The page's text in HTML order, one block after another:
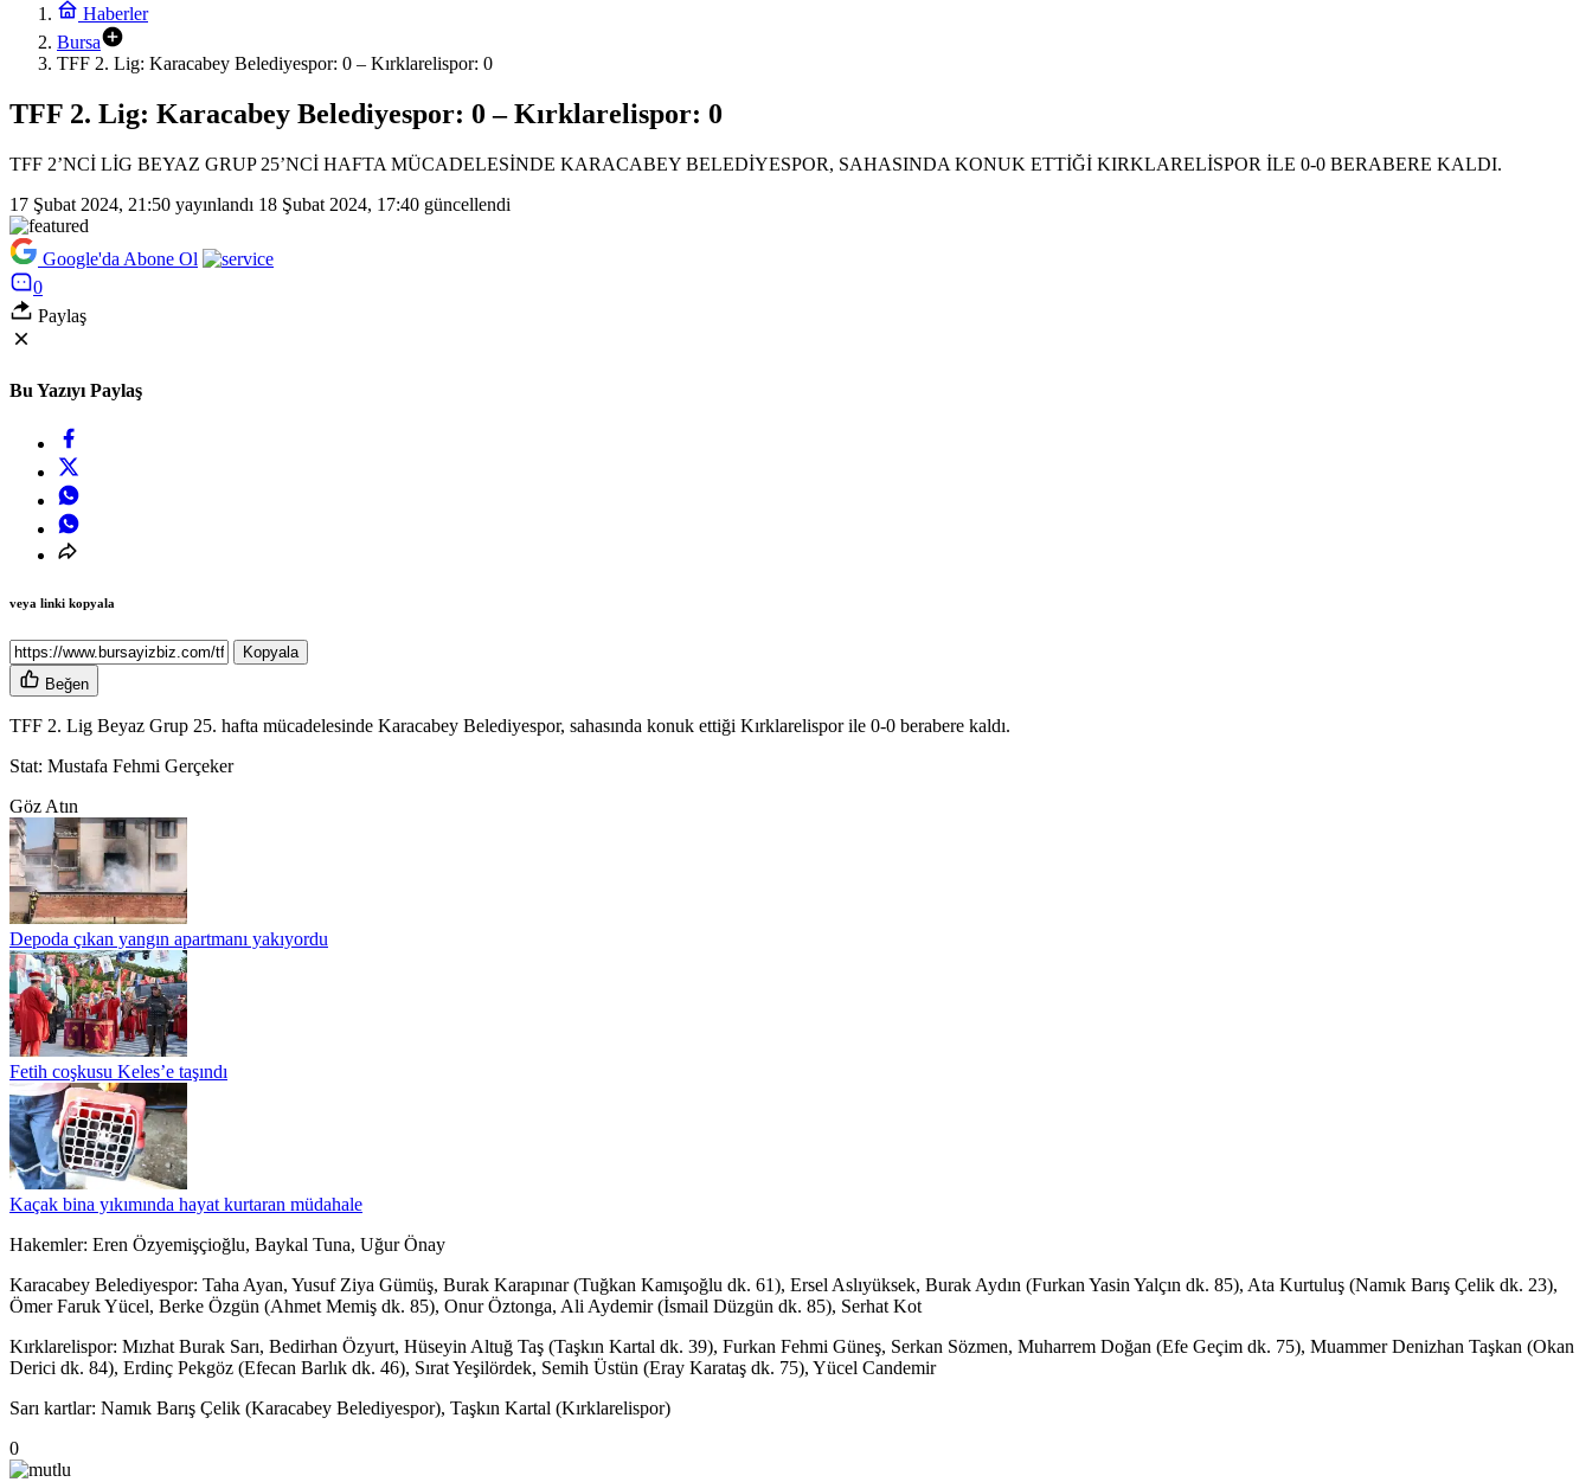
Haberler
Bursa
TFF 2. Lig: Karacabey Belediyespor: 0 – Kırklarelispor: 0
TFF 2. Lig: Karacabey Belediyespor: 0 – Kırklarelispor: 0
TFF 2’NCİ LİG BEYAZ GRUP 25’NCİ HAFTA MÜCADELESİNDE KARACABEY BELEDİYESPOR, SAHASINDA KONUK ETTİĞİ KIRKLARELİSPOR İLE 0-0 BERABERE KALDI.
17 Şubat 2024, 21:50 yayınlandı 18 Şubat 2024, 17:40 güncellendi
Google'da Abone Ol
0
Paylaş
Bu Yazıyı Paylaş
veya linki kopyala
Kopyala
Beğen
TFF 2. Lig Beyaz Grup 25. hafta mücadelesinde Karacabey Belediyespor, sahasında konuk ettiği Kırklarelispor ile 0-0 berabere kaldı.
Stat: Mustafa Fehmi Gerçeker
Göz Atın
Depoda çıkan yangın apartmanı yakıyordu
Fetih coşkusu Keles’e taşındı
Kaçak bina yıkımında hayat kurtaran müdahale
Hakemler: Eren Özyemişçioğlu, Baykal Tuna, Uğur Önay
Karacabey Belediyespor: Taha Ayan, Yusuf Ziya Gümüş, Burak Karapınar (Tuğkan Kamışoğlu dk. 61), Ersel Aslıyüksek, Burak Aydın (Furkan Yasin Yalçın dk. 85), Ata Kurtuluş (Namık Barış Çelik dk. 23),
Ömer Faruk Yücel, Berke Özgün (Ahmet Memiş dk. 85), Onur Öztonga, Ali Aydemir (İsmail Düzgün dk. 85), Serhat Kot
Kırklarelispor: Mızhat Burak Sarı, Bedirhan Özyurt, Hüseyin Altuğ Taş (Taşkın Kartal dk. 39), Furkan Fehmi Güneş, Serkan Sözmen, Muharrem Doğan (Efe Geçim dk. 75), Muammer Denizhan Taşkan (Okan
Derici dk. 84), Erdinç Pekgöz (Efecan Barlık dk. 46), Sırat Yeşilördek, Semih Üstün (Eray Karataş dk. 75), Yücel Candemir
Sarı kartlar: Namık Barış Çelik (Karacabey Belediyespor), Taşkın Kartal (Kırklarelispor)
0